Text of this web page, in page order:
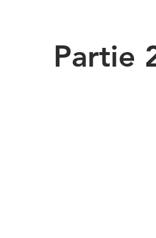
Partie